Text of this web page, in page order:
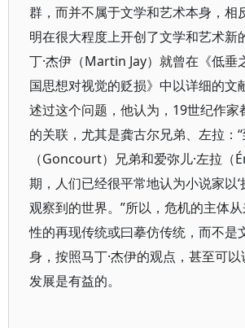
群，而并不属于文学和艺术本身，相
明在很大程度上开创了文学和艺术新
丁·杰伊（Martin Jay）就曾在《低垂
国思想对视觉的贬损》中以详细的文
述过这个问题，他认为，19世纪作家
的关联，尤其是龚古尔兄弟、左拉：
（Goncourt）兄弟和爱弥儿·左拉（
期，人们已经很平常地认为小说家以‘
观察到的世界。”所以，危机的主体
性的再现传统或曰摹仿传统，而不是
身，按照马丁·杰伊的观点，甚至可
发展是有益的。